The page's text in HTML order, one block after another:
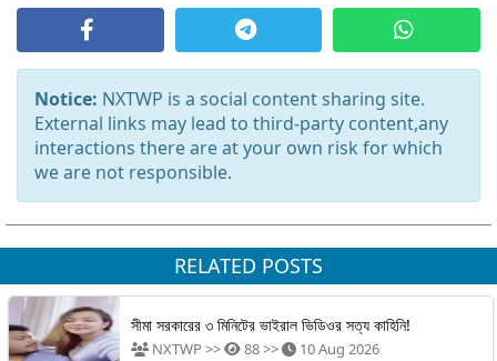
Notice: NXTWP is a social content sharing site.
External links may lead to third-party content,any
interactions there are at your own risk for which
we are not responsible.
RELATED POSTS
সীমা সরকারের ৩ মিনিটের ভাইরাল ভিডিওর সত্য কাহিনি!
NXTWP >> 88 >> 10 Aug 2026